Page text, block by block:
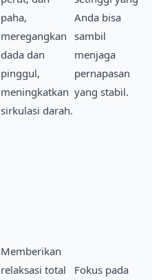
paha,
meregangkan
dada dan
pinggul,
meningkatkan
sirkulasi darah.
Anda bisa
sambil
menjaga
pernapasan
yang stabil.
Memberikan
relaksasi total
Fokus pada